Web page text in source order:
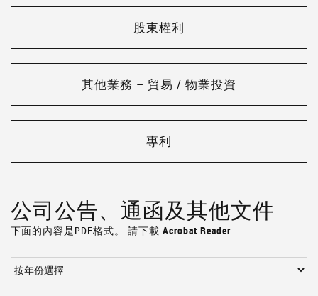
股東權利
其他業務 – 貿易 / 物業投資
專利
公司公告、通函及其他文件
下面的內容是PDF格式。 請下載 Acrobat Reader